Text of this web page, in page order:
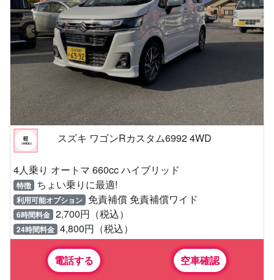
スズキ ワゴンRカスタム6992 4WD
4人乗り オートマ 660cc ハイブリッド
特徴 ちょい乗りに最適!
利用可能オプション 免責補償 免責補償ワイド
6時間料金 2,700円（税込）
24時間料金 4,800円（税込）
電話する 空車確認